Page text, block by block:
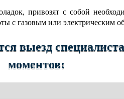
привозят с собой
с газовым или электрическим
выезд
моментов: